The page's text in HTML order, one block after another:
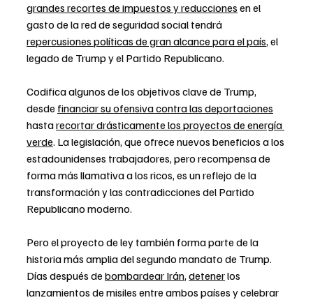
grandes recortes de impuestos y reducciones en el
gasto de la red de seguridad social tendrá
repercusiones políticas de gran alcance para el país, el
legado de Trump y el Partido Republicano.
Codifica algunos de los objetivos clave de Trump,
desde financiar su ofensiva contra las deportaciones
hasta recortar drásticamente los proyectos de energía
verde. La legislación, que ofrece nuevos beneficios a los
estadounidenses trabajadores, pero recompensa de
forma más llamativa a los ricos, es un reflejo de la
transformación y las contradicciones del Partido
Republicano moderno.
Pero el proyecto de ley también forma parte de la
historia más amplia del segundo mandato de Trump.
Días después de bombardear Irán, detener los
lanzamientos de misiles entre ambos países y celebrar